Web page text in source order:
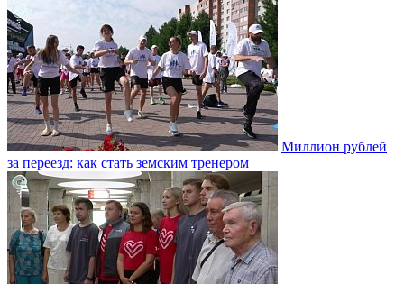
Миллион рублей
за переезд: как стать земским тренером